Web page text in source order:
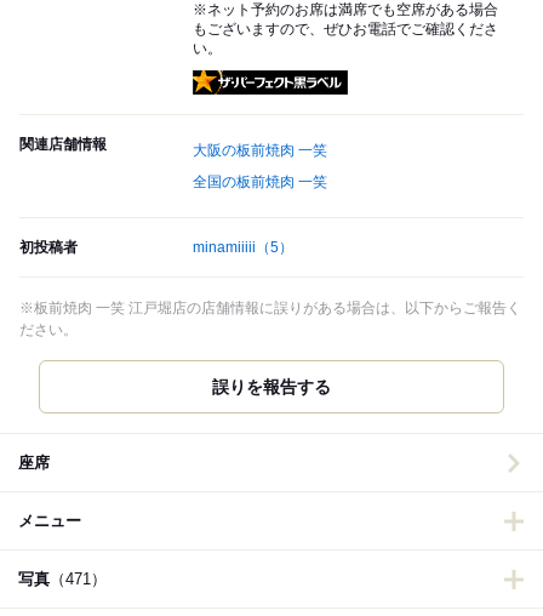
※ネット予約のお席は満席でも空席がある場合
もございますので、ぜひお電話でご確認くださ
い。
関連店舗情報
大阪の板前焼肉 一笑
全国の板前焼肉 一笑
初投稿者 minamiiiii （5）
※板前焼肉 一笑 江戸堀店の店舗情報に誤りがある場合は、以下からご報告く
ださい。
誤りを報告する
座席
メニュー
写真 （471）